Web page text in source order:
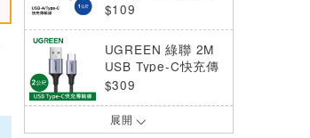
線 升級版 1公尺黑
$109
UGREEN 綠聯 2M
USB Type-C快充傳
輸線 Aluminum BR
$309
UGREEN 綠聯 CAT
展開